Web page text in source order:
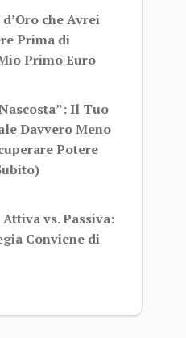
che Avrei
Prima di
Primo Euro
Il Tuo
Davvero Meno
Potere
vs. Passiva:
Conviene di